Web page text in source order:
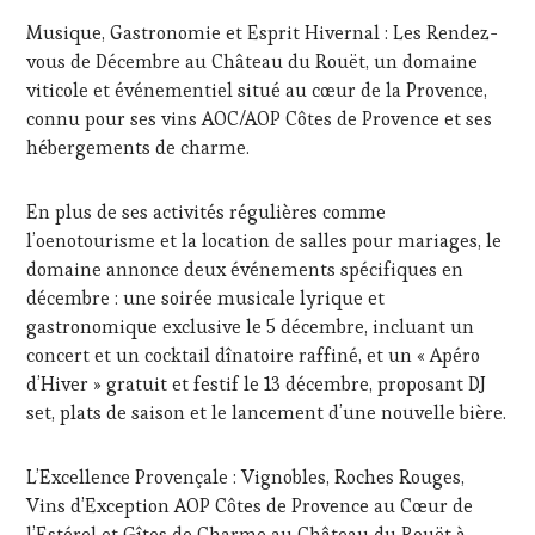
DE
LA
HAUTE
GASTRONOMIE
FRANÇAISE,
INVITATIONS
WINE
TASTING,
JEU
MÉDIAS,
PRESSE
ÉCRITE,
RADIO,
TV,
WEB,
PARTENAIRES
VIN
TOURISME
2025
Musique, Gastronomie et Esprit Hivernal : Les Rendez-
vous de Décembre au Château du Rouët, un domaine
viticole et événementiel situé au cœur de la Provence,
connu pour ses vins AOC/AOP Côtes de Provence et ses
hébergements de charme.
En plus de ses activités régulières comme
l’oenotourisme et la location de salles pour mariages, le
domaine annonce deux événements spécifiques en
décembre : une soirée musicale lyrique et
gastronomique exclusive le 5 décembre, incluant un
concert et un cocktail dînatoire raffiné, et un « Apéro
d’Hiver » gratuit et festif le 13 décembre, proposant DJ
set, plats de saison et le lancement d’une nouvelle bière.
L’Excellence Provençale : Vignobles, Roches Rouges,
Vins d’Exception AOP Côtes de Provence au Cœur de